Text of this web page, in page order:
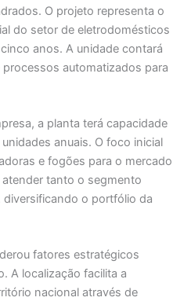
O projeto representa o
do setor de eletrodomésticos
anos. A unidade contará
automatizados para
a planta terá capacidade
anuais. O foco inicial
e fogões para o mercado
tanto o segmento
o portfólio da
fatores estratégicos
A localização facilita a
nacional através de